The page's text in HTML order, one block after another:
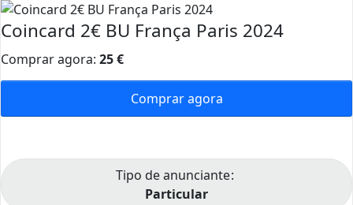
Coincard 2€ BU França Paris 2024
Comprar agora: 25€
Comprar agora
Tipo de anunciante
Particular